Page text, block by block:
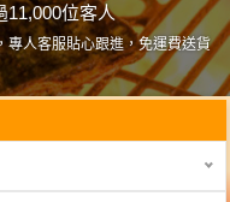
11,000位客人
專人客服貼心跟進，免運費送貨